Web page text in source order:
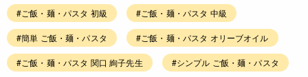
#ご飯・麺・パスタ 初級 #ご飯・麺・パスタ 中級
#簡単 ご飯・麺・パスタ #ご飯・麺・パスタ オリーブオイル
#ご飯・麺・パスタ 関口 絢子先生 #シンプル ご飯・麺・パスタ